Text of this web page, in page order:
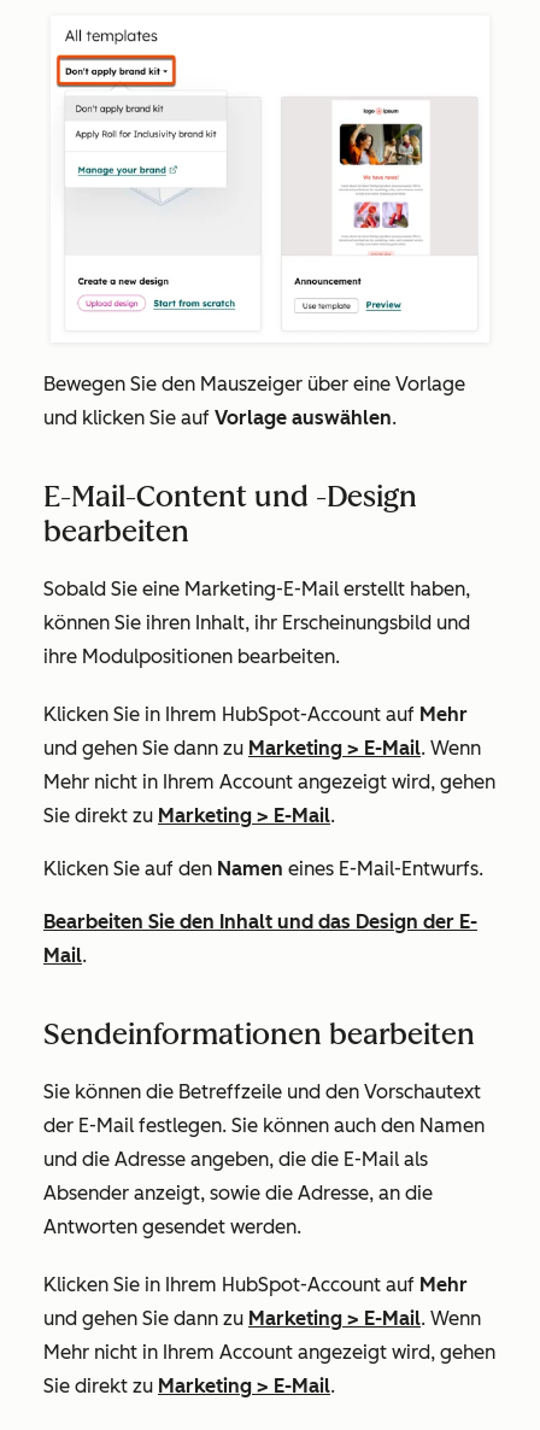
Bewegen Sie den Mauszeiger über eine Vorlage
und klicken Sie auf Vorlage auswählen.
E-Mail-Content und -Design
bearbeiten
Sobald Sie eine Marketing-E-Mail erstellt haben,
können Sie ihren Inhalt, ihr Erscheinungsbild und
ihre Modulpositionen bearbeiten.
Klicken Sie in Ihrem HubSpot-Account auf Mehr
und gehen Sie dann zu Marketing > E-Mail. Wenn
Mehr nicht in Ihrem Account angezeigt wird, gehen
Sie direkt zu Marketing > E-Mail.
Klicken Sie auf den Namen eines E-Mail-Entwurfs.
Bearbeiten Sie den Inhalt und das Design der E-
Mail.
Sendeinformationen bearbeiten
Sie können die Betreffzeile und den Vorschautext
der E-Mail festlegen. Sie können auch den Namen
und die Adresse angeben, die die E-Mail als
Absender anzeigt, sowie die Adresse, an die
Antworten gesendet werden.
Klicken Sie in Ihrem HubSpot-Account auf Mehr
und gehen Sie dann zu Marketing > E-Mail. Wenn
Mehr nicht in Ihrem Account angezeigt wird, gehen
Sie direkt zu Marketing > E-Mail.